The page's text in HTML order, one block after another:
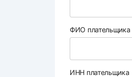
ФИО плательщика
ИНН плательщика